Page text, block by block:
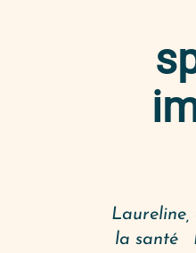
Laureline,
la santé